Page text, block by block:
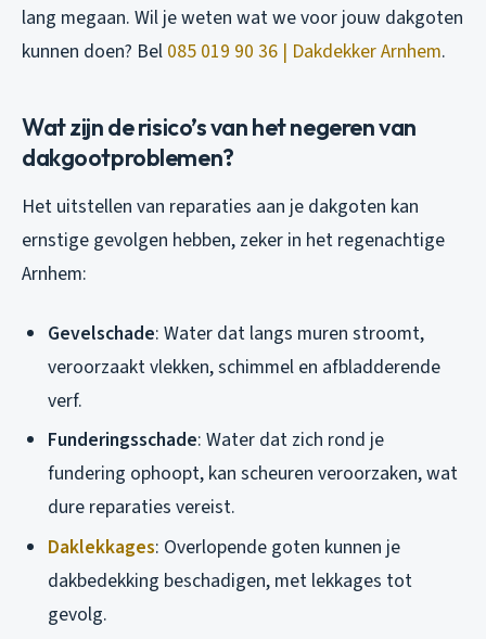
lang megaan. Wil je weten wat we voor jouw dakgoten
kunnen doen? Bel 085 019 90 36 | Dakdekker Arnhem.
Wat zijn de risico’s van het negeren van
dakgootproblemen?
Het uitstellen van reparaties aan je dakgoten kan
ernstige gevolgen hebben, zeker in het regenachtige
Arnhem:
Gevelschade: Water dat langs muren stroomt,
veroorzaakt vlekken, schimmel en afbladderende
verf.
Funderingsschade: Water dat zich rond je
fundering ophoopt, kan scheuren veroorzaken, wat
dure reparaties vereist.
Daklekkages: Overlopende goten kunnen je
dakbedekking beschadigen, met lekkages tot
gevolg.